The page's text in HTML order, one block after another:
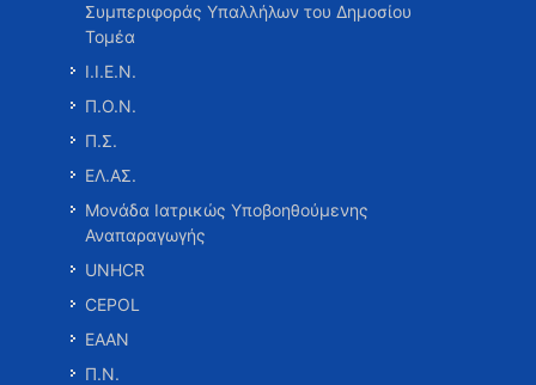
Συμπεριφοράς Υπαλλήλων του Δημοσίου
Τομέα
Ι.Ι.Ε.Ν.
Π.Ο.Ν.
Π.Σ.
ΕΛ.ΑΣ.
Μονάδα Ιατρικώς Υποβοηθούμενης
Αναπαραγωγής
UNHCR
CEPOL
ΕΑΑΝ
Π.Ν.